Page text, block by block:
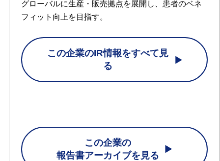
グローバルに生産・販売拠点を展開し、患者のベネ
フィット向上を目指す。
この企業のIR情報をすべて見
る
この企業の
報告書アーカイブを見る